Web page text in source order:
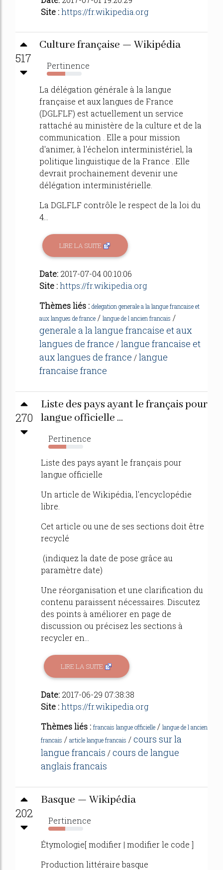
Site :https://fr.wikipedia.org
517
Culture française — Wikipédia
Pertinence
53%
La délégation générale à la langue
française et aux langues de France
(DGLFLF) est actuellement un service
rattaché au ministère de la culture et de la
communication . Elle a pour mission
d'animer, à l'échelon interministériel, la
politique linguistique de la France . Elle
devrait prochainement devenir une
délégation interministérielle.
La DGLFLF contrôle le respect de la loi du
4...
LIRE LA SUITE
Date: 2017-07-04 00:10:06
Site :https://fr.wikipedia.org
Thèmes liés : delegation generale a la langue francaise et
aux langues de france / langue de l ancien francais /
generale a la langue francaise et aux
langues de france /langue francaise et
aux langues de france /langue
francaise france
270
Liste des pays ayant le français pour
langue officielle ...
Pertinence
51%
Liste des pays ayant le français pour
langue officielle
Un article de Wikipédia, l'encyclopédie
libre.
Cet article ou une de ses sections doit être
recyclé
(indiquez la date de pose grâce au
paramètre date)
Une réorganisation et une clarification du
contenu paraissent nécessaires. Discutez
des points à améliorer en page de
discussion ou précisez les sections à
recycler en...
LIRE LA SUITE
Date: 2017-06-29 07:38:38
Site :https://fr.wikipedia.org
Thèmes liés : francais langue officielle / langue de l ancien
francais / article langue francais /cours sur la
langue francais /cours de langue
anglais francais
202
Basque — Wikipédia
Pertinence
49%
Étymologie[ modifier | modifier le code ]
Production littéraire basque